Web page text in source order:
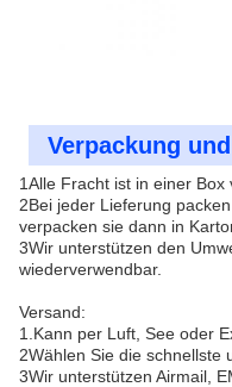
Verpackung
1Alle Fracht ist in einer Box
2Bei jeder Lieferung
verpacken sie dann in
3Wir unterstützen den
wiederverwendbar.
Versand:
1.Kann per Luft, See oder
2Wählen Sie die schnellste
3Wir unterstützen Airmail,